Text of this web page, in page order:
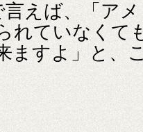
言えば、「ア
れていなくて
ますよ」と、